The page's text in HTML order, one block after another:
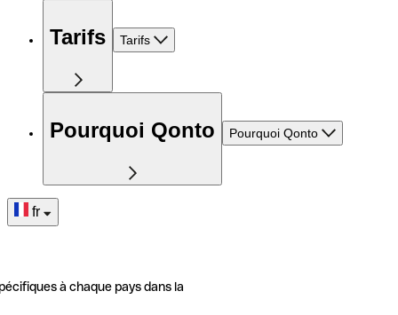
Tarifs Tarifs
Pourquoi Qonto Pourquoi Qonto
fr
à chaque pays dans la